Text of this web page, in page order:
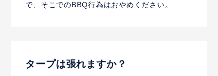
で、そこでのBBQ行為はおやめください。
タープは張れますか？